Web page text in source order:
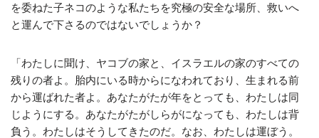
を委ねた子ネコのような私たちを究極の安全な場所、救いへ
と運んで下さるのではないでしょうか？
「わたしに聞け、ヤコブの家と、イスラエルの家のすべての
残りの者よ。胎内にいる時からになわれており、生まれる前
から運ばれた者よ。あなたがたが年をとっても、わたしは同
じようにする。あなたがたがしらがになっても、わたしは背
負う。わたしはそうしてきたのだ。なお、わたしは運ぼう。